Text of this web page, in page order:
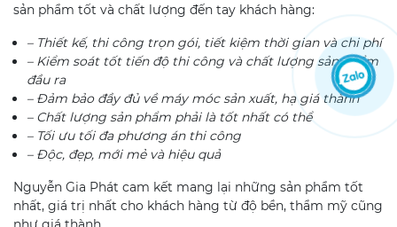
sản phẩm tốt và chất lượng đến tay khách hàng:
– Thiết kế, thi công trọn gói, tiết kiệm thời gian và chi phí
– Kiểm soát tốt tiến độ thi công và chất lượng sản phẩm
đầu ra
– Đảm bảo đầy đủ về máy móc sản xuất, hạ giá thành
– Chất lượng sản phẩm phải là tốt nhất có thể
– Tối ưu tối đa phương án thi công
– Độc, đẹp, mới mẻ và hiệu quả
Nguyễn Gia Phát cam kết mang lại những sản phẩm tốt
nhất, giá trị nhất cho khách hàng từ độ bền, thẩm mỹ cũng